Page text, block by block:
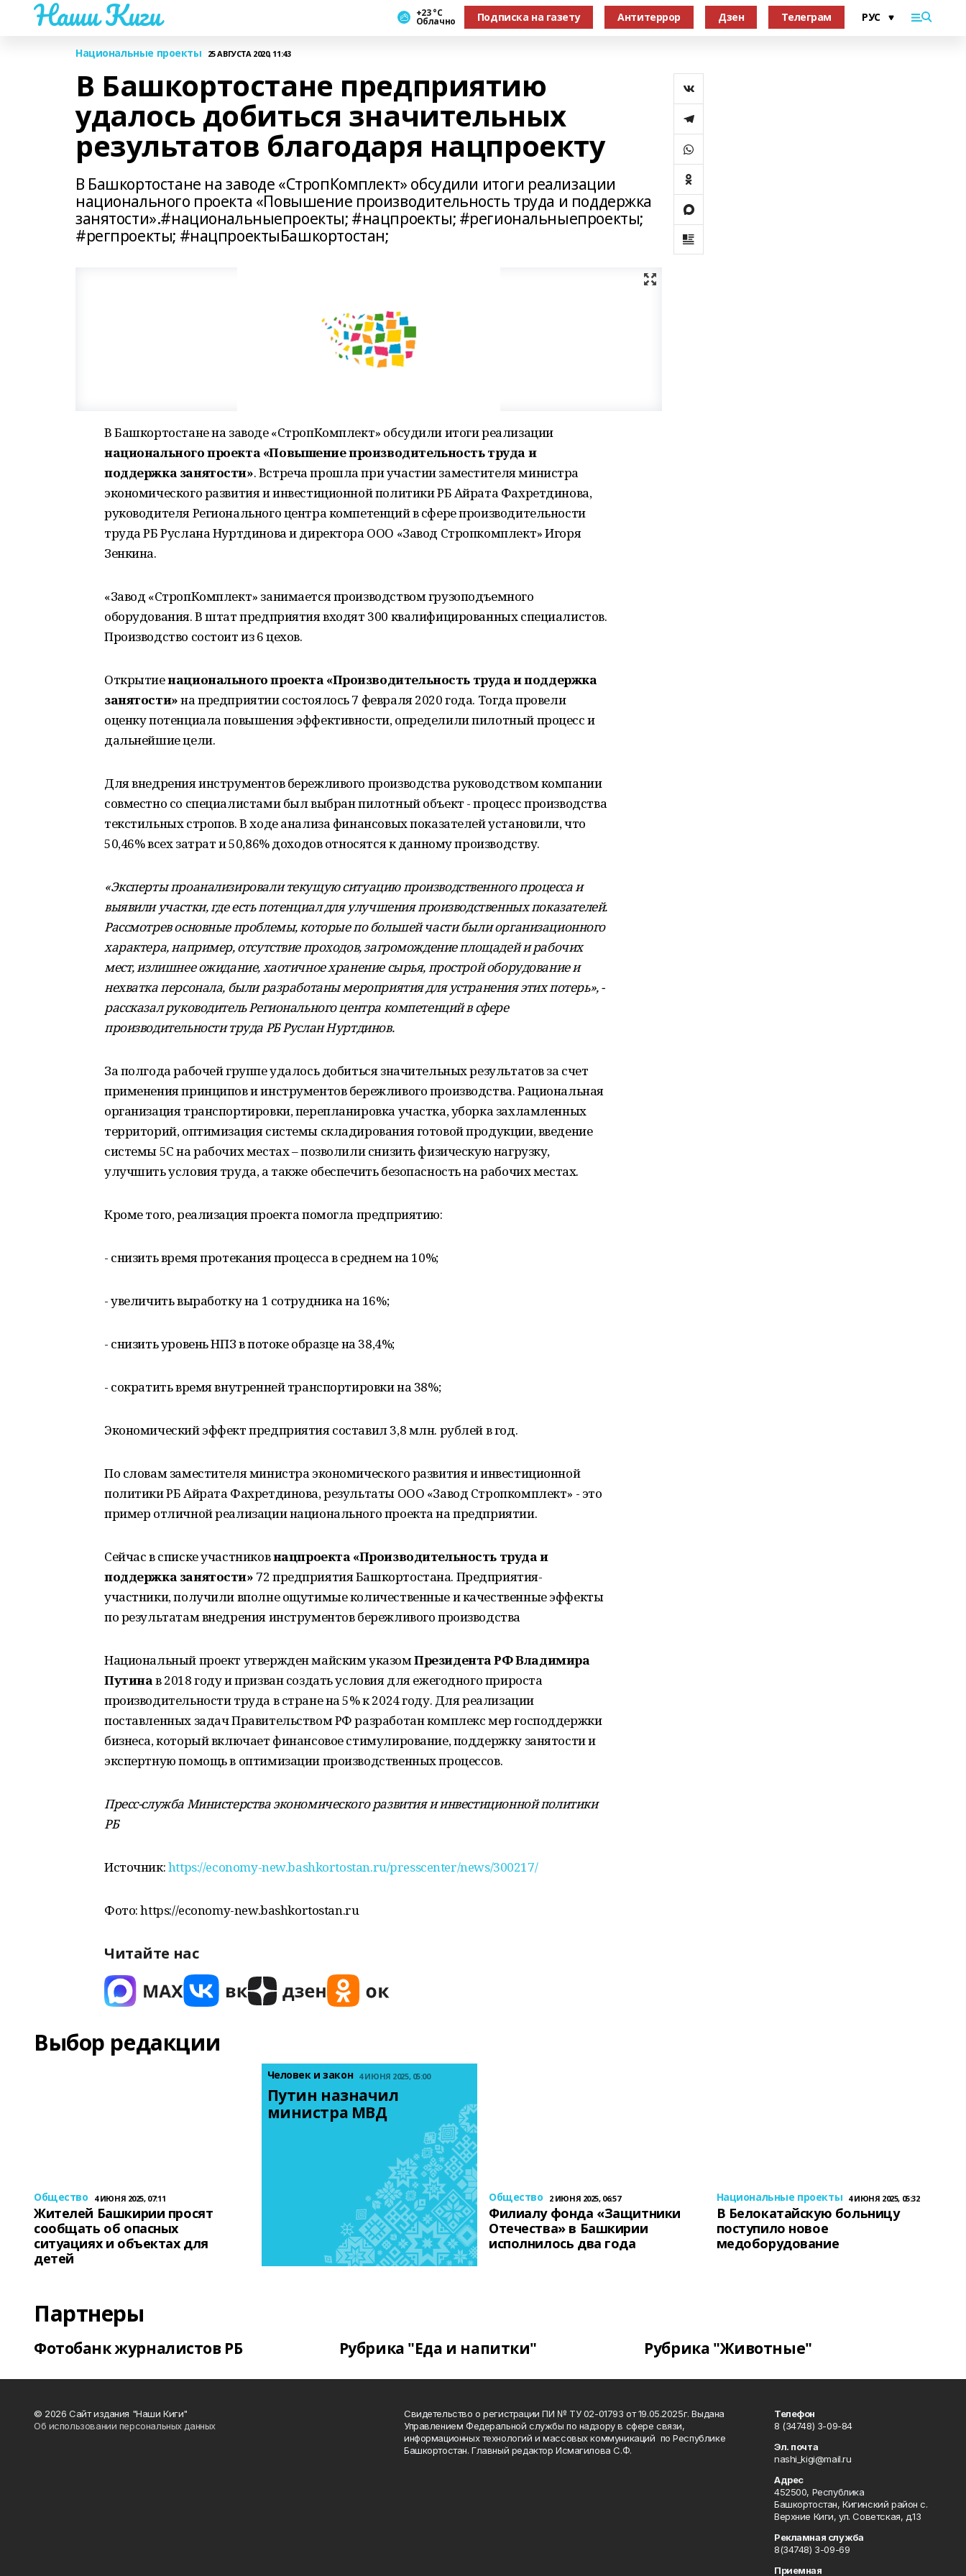
Наши Киги +23 °С
Облачно Подписка на газету Антитеррор Дзен Телеграм
Национальные проекты 25 АВГУСТА 2020, 11:43
В Башкортостане предприятию
удалось добиться значительных
результатов благодаря нацпроекту
В Башкортостане на заводе «СтропКомплект» обсудили итоги реализации
национального проекта «Повышение производительность труда и поддержка
занятости».#национальныепроекты; #нацпроекты; #региональныепроекты;
#регпроекты; #нацпроектыБашкортостан;
В Башкортостане на заводе «СтропКомплект» обсудили итоги реализации
национального проекта «Повышение производительность труда и
поддержка занятости». Встреча прошла при участии заместителя министра
экономического развития и инвестиционной политики РБ Айрата Фахретдинова,
руководителя Регионального центра компетенций в сфере производительности
труда РБ Руслана Нуртдинова и директора ООО «Завод Стропкомплект» Игоря
Зенкина.
«Завод «СтропКомплект» занимается производством грузоподъемного
оборудования. В штат предприятия входят 300 квалифицированных специалистов.
Производство состоит из 6 цехов.
Открытиенационального проекта «Производительность труда и поддержка
занятости»на предприятии состоялось 7 февраля 2020 года. Тогда провели
оценку потенциала повышения эффективности, определили пилотный процесс и
дальнейшие цели.
Для внедрения инструментов бережливого производства руководством компании
совместно со специалистами был выбран пилотный объект - процесс производства
текстильных стропов. В ходе анализа финансовых показателей установили, что
50,46% всех затрат и 50,86% доходов относятся к данному производству.
«Эксперты проанализировали текущую ситуацию производственного процесса и
выявили участки, где есть потенциал для улучшения производственных показателей.
Рассмотрев основные проблемы, которые по большей части были организационного
характера, например, отсутствие проходов, загромождение площадей и рабочих
мест, излишнее ожидание, хаотичное хранение сырья, прострой оборудование и
нехватка персонала, были разработаны мероприятия для устранения этих потерь», -
рассказал руководитель Регионального центра компетенций в сфере
производительности труда РБ Руслан Нуртдинов.
За полгода рабочей группе удалось добиться значительных результатов за счет
применения принципов и инструментов бережливого производства. Рациональная
организация транспортировки, перепланировка участка, уборка захламленных
территорий, оптимизация системы складирования готовой продукции, введение
системы 5С на рабочих местах – позволили снизить физическую нагрузку,
улучшить условия труда, а также обеспечить безопасность на рабочих местах.
Кроме того, реализация проекта помогла предприятию:
- снизить время протекания процесса в среднем на 10%;
- увеличить выработку на 1 сотрудника на 16%;
- снизить уровень НПЗ в потоке образце на 38,4%;
- сократить время внутренней транспортировки на 38%;
Экономический эффект предприятия составил 3,8 млн. рублей в год.
По словам заместителя министра экономического развития и инвестиционной
политики РБ Айрата Фахретдинова, результаты ООО «Завод Стропкомплект» - это
пример отличной реализации национального проекта на предприятии.
Сейчас в списке участниковнацпроекта «Производительность труда и
поддержка занятости» 72 предприятия Башкортостана. Предприятия-
участники, получили вполне ощутимые количественные и качественные эффекты
по результатам внедрения инструментов бережливого производства
Национальный проект утвержден майским указомПрезидента РФ Владимира
Путинав 2018 году и призван создать условия для ежегодного прироста
производительности труда в стране на 5% к 2024 году. Для реализации
поставленных задач Правительством РФ разработан комплекс мер господдержки
бизнеса, который включает финансовое стимулирование, поддержку занятости и
экспертную помощь в оптимизации производственных процессов.
Пресс-служба Министерства экономического развития и инвестиционной политики
РБ
Источник:https://economy-new.bashkortostan.ru/presscenter/news/300217/
Фото: https://economy-new.bashkortostan.ru
Читайте нас
Выбор редакции
Общество 4 ИЮНЯ 2025, 07:11
Жителей Башкирии просят
сообщать об опасных
ситуациях и объектах для
детей
Человек и закон 4 ИЮНЯ 2025, 05:00
Путин назначил
министра МВД
Общество 2 ИЮНЯ 2025, 06:57
Филиалу фонда «Защитники
Отечества» в Башкирии
исполнилось два года
Национальные проекты 4 ИЮНЯ 2025, 05:32
В Белокатайскую больницу
поступило новое
медоборудование
Партнеры
Фотобанк журналистов РБ Рубрика "Еда и напитки" Рубрика "Животные"
© 2026 Сайт издания "Наши Киги"
Об использовании персональных данных
Свидетельство о регистрации ПИ № ТУ 02-01793 от 19.05.2025г. Выдана
Управлением Федеральной службы по надзору в сфере связи,
информационных технологий и массовых коммуникаций по Республике
Башкортостан. Главный редактор Исмагилова С.Ф.
Телефон
8 (34748) 3-09-84
Эл. почта
nashi_kigi@mail.ru
Адрес
452500, Республика
Башкортостан, Кигинский район с.
Верхние Киги, ул. Советская, д.13
Рекламная служба
8(34748) 3-09-69
Приемная